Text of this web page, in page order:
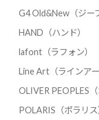
G4 Old&New（ジー
HAND（ハンド）
lafont（ラフォン）
Line Art（ラインアー
OLIVER PEOPLES
POLARIS（ポラリス